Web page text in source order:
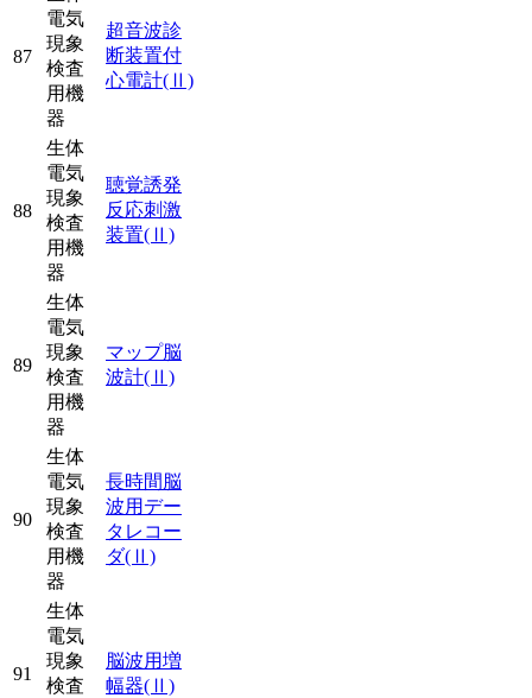
87
電気
現象
検査
用機
器
超音波診
断装置付
心電計(Ⅱ)
88
生体
電気
現象
検査
用機
器
聴覚誘発
反応刺激
装置(Ⅱ)
89
生体
電気
現象
検査
用機
器
マップ脳
波計(Ⅱ)
90
生体
電気
現象
検査
用機
器
長時間脳
波用デー
タレコー
ダ(Ⅱ)
91
生体
電気
現象
検査
脳波用増
幅器(Ⅱ)